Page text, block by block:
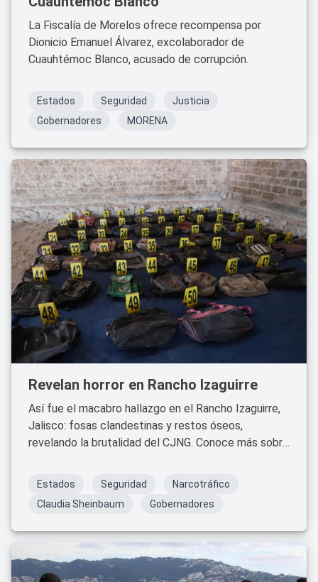
La Fiscalía de Morelos ofrece recompensa por
Dionicio Emanuel Álvarez, excolaborador de
Cuauhtémoc Blanco, acusado de corrupción.
Estados Seguridad
Justicia
Gobernadores
MORENA
Revelan horror en Rancho Izaguirre
Así fue el macabro hallazgo en el Rancho Izaguirre,
Jalisco: fosas clandestinas y restos óseos,
revelando la brutalidad del CJNG. Conoce más sobre
Estados Seguridad
Narcotráfico
Claudia Sheinbaum
Gobernadores